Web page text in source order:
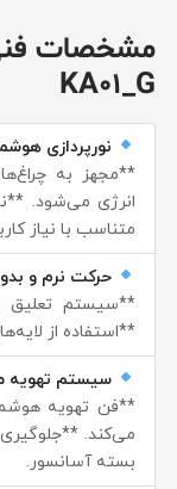
مشخصات
KA01_G
نورپردازی
انرژی می‌شود.
متناسب با نیاز
حرکت نرم و
**سیستم تعلیق
**استفاده از
سیستم تهویه
**فن تهویه
می‌کند.
بسته آسانسور.